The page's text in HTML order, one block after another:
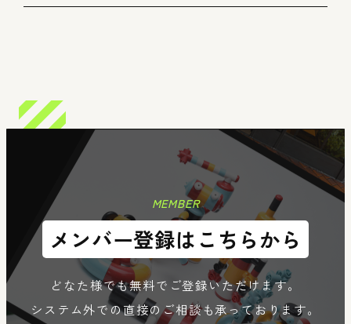
MEMBER
メンバー登録はこちらから
どなた様でも無料でご登録いただけます。
システム外での直接のご相談も承っております。
Member